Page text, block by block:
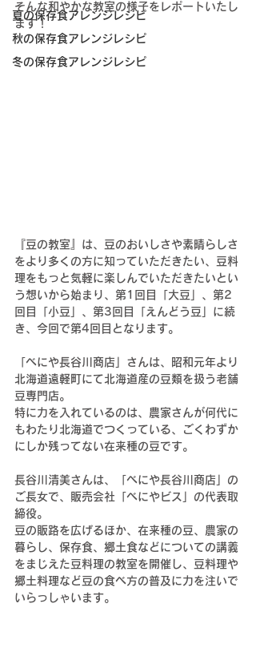
夏の保存食アレンジレシピ
秋の保存食アレンジレシピ
冬の保存食アレンジレシピ
そんな和やかな教室の様子をレポートいたし
ます！
『豆の教室』は、豆のおいしさや素晴らしさ
をより多くの方に知っていただきたい、豆料
理をもっと気軽に楽しんでいただきたいとい
う想いから始まり、 第1回目「大豆」、第2
回目「小豆」、第3回目「えんどう豆」に続
き、 今回で第4回目となります。
「べにや長谷川商店」さんは、昭和元年より
北海道遠軽町にて北海道産の豆類を扱う老舗
豆専門店。
特に力を入れているのは、農家さんが何代に
もわたり北海道でつくっている、ごくわずか
にしか残ってない在来種の豆です。
長谷川清美さんは、「べにや長谷川商店」の
ご長女で、販売会社「べにやビス」の代表取
締役。
豆の販路を広げるほか、在来種の豆、農家の
暮らし、保存食、郷土食などについての講義
をまじえた豆料理の教室を開催し、豆料理や
郷土料理など豆の食べ方の普及に力を注いで
いらっしゃい ます。